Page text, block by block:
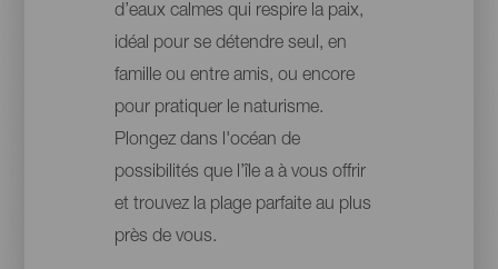
d’eaux calmes qui respire la paix,
idéal pour se détendre seul, en
famille ou entre amis, ou encore
pour pratiquer le naturisme.
Plongez dans l'océan de
possibilités que l’île a à vous offrir
et trouvez la plage parfaite au plus
près de vous.